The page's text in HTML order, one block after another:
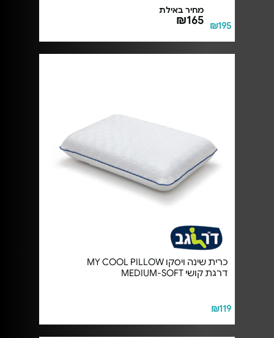
₪195
מחיר באילת
₪165
כרית שינה ויסקו MY COOL PILLOW
דרגת קושי MEDIUM-SOFT
₪119